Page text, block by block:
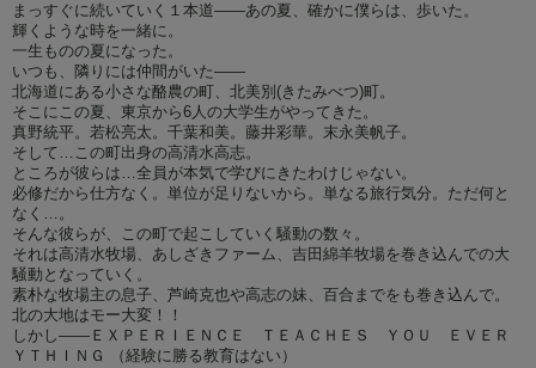
まっすぐに続いていく１本道――あの夏、確かに僕らは、歩いた。
輝くような時を一緒に。
一生ものの夏になった。
いつも、隣りには仲間がいた――
北海道にある小さな酪農の町、北美別(きたみべつ)町。
そこにこの夏、東京から6人の大学生がやってきた。
真野統平。若松亮太。千葉和美。藤井彩華。末永美帆子。
そして…この町出身の高清水高志。
ところが彼らは…全員が本気で学びにきたわけじゃない。
必修だから仕方なく。単位が足りないから。単なる旅行気分。ただ何と
なく…。
そんな彼らが、この町で起こしていく騒動の数々。
それは高清水牧場、あしざきファーム、吉田綿羊牧場を巻き込んでの大
騒動となっていく。
素朴な牧場主の息子、芦崎克也や高志の妹、百合までをも巻き込んで。
北の大地はモー大変！！
しかし――ＥＸＰＥＲＩＥＮＣＥ ＴＥＡＣＨＥＳ ＹＯＵ ＥＶＥＲ
ＹＴＨＩＮＧ （経験に勝る教育はない）